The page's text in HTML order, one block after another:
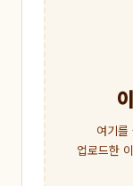
여기를
업로드한